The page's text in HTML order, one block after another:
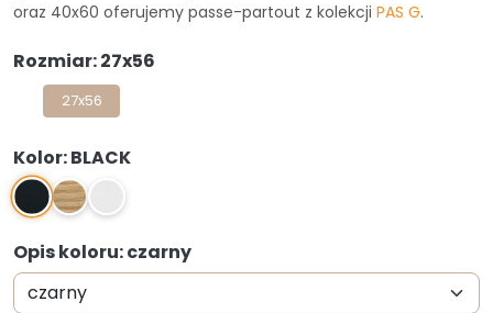
oraz 40x60 oferujemy passe-partout z kolekcji PAS G.
Rozmiar: 27x56
27x56
Kolor: BLACK
BLACKNATURAL
Opis koloru: czarny